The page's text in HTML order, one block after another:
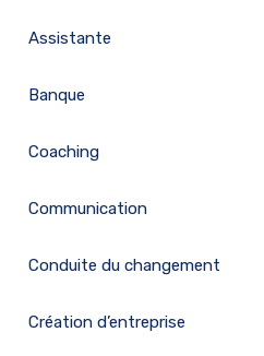
Assistante
Banque
Coaching
Communication
Conduite du changement
Création d’entreprise